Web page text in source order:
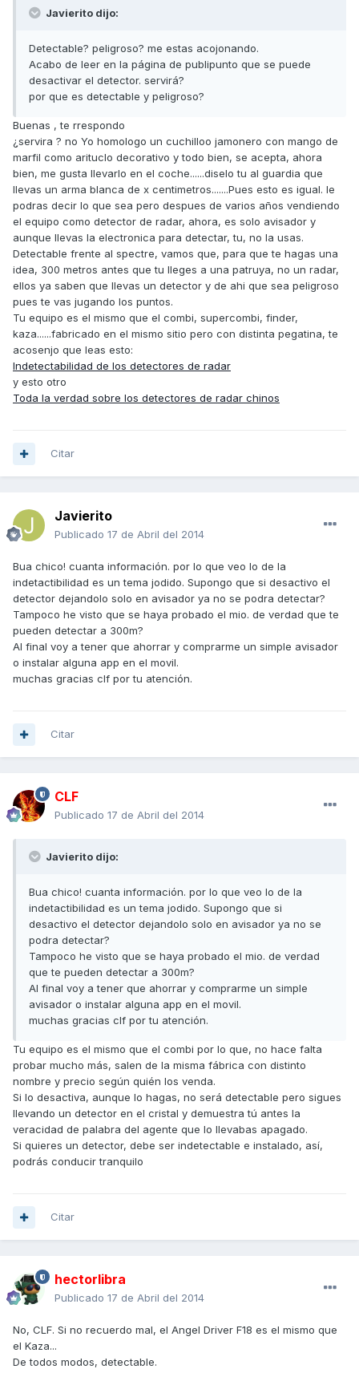
Javierito dijo:
Detectable? peligroso? me estas acojonando.
Acabo de leer en la página de publipunto que se puede
desactivar el detector. servirá?
por que es detectable y peligroso?
Buenas , te rrespondo
¿servira ? no Yo homologo un cuchilloo jamonero con mango de
marfil como arituclo decorativo y todo bien, se acepta, ahora
bien, me gusta llevarlo en el coche......diselo tu al guardia que
llevas un arma blanca de x centimetros.......Pues esto es igual. le
podras decir lo que sea pero despues de varios años vendiendo
el equipo como detector de radar, ahora, es solo avisador y
aunque llevas la electronica para detectar, tu, no la usas.
Detectable frente al spectre, vamos que, para que te hagas una
idea, 300 metros antes que tu lleges a una patruya, no un radar,
ellos ya saben que llevas un detector y de ahi que sea peligroso
pues te vas jugando los puntos.
Tu equipo es el mismo que el combi, supercombi, finder,
kaza......fabricado en el mismo sitio pero con distinta pegatina, te
acosenjo que leas esto:
Indetectabilidad de los detectores de radar
y esto otro
Toda la verdad sobre los detectores de radar chinos
Citar
Javierito
Publicado 17 de Abril del 2014
Bua chico! cuanta información. por lo que veo lo de la
indetactibilidad es un tema jodido. Supongo que si desactivo el
detector dejandolo solo en avisador ya no se podra detectar?
Tampoco he visto que se haya probado el mio. de verdad que te
pueden detectar a 300m?
Al final voy a tener que ahorrar y comprarme un simple avisador
o instalar alguna app en el movil.
muchas gracias clf por tu atención.
Citar
CLF
Publicado 17 de Abril del 2014
Javierito dijo:
Bua chico! cuanta información. por lo que veo lo de la
indetactibilidad es un tema jodido. Supongo que si
desactivo el detector dejandolo solo en avisador ya no se
podra detectar?
Tampoco he visto que se haya probado el mio. de verdad
que te pueden detectar a 300m?
Al final voy a tener que ahorrar y comprarme un simple
avisador o instalar alguna app en el movil.
muchas gracias clf por tu atención.
Tu equipo es el mismo que el combi por lo que, no hace falta
probar mucho más, salen de la misma fábrica con distinto
nombre y precio según quién los venda.
Si lo desactiva, aunque lo hagas, no será detectable pero sigues
llevando un detector en el cristal y demuestra tú antes la
veracidad de palabra del agente que lo llevabas apagado.
Si quieres un detector, debe ser indetectable e instalado, así,
podrás conducir tranquilo
Citar
hectorlibra
Publicado 17 de Abril del 2014
No, CLF. Si no recuerdo mal, el Angel Driver F18 es el mismo que
el Kaza...
De todos modos, detectable.